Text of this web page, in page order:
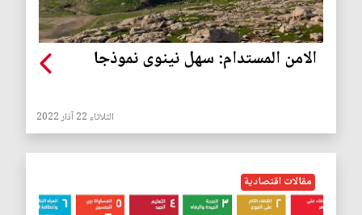
الامن المستدام: سهل نينوى نموذجا
الثلاثاء 22 آذار 2022
مقالات اقتصادية